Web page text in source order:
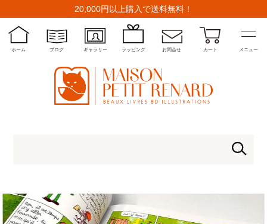
20,000円以上購入で送料無料！
ホーム ブログ ギャラリー ラッピング お問合せ カート メニュー